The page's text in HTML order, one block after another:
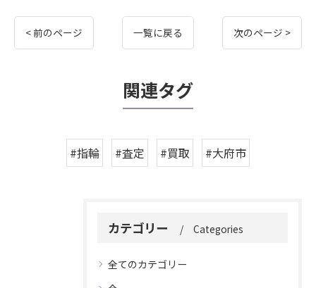
< 前のページ 一覧に戻る 次のページ >
関連タグ
#指輪 #査定 #買取 #大府市
カテゴリー Categories
全てのカテゴリー